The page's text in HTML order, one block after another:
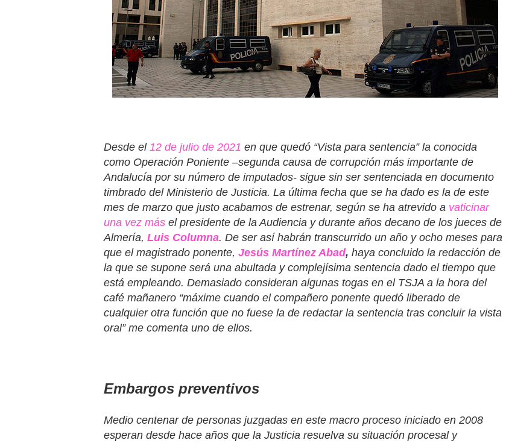
Desde el 12 de julio de 2021 en que quedó “Vista para sentencia” la conocida
como Operación Poniente –segunda causa de corrupción más importante de
Andalucía por su número de imputados- sigue sin ser sentenciada en documento
timbrado del Ministerio de Justicia. La última fecha que se ha dado es la de este
mes de marzo que justo acabamos de estrenar, según se ha atrevido a vaticinar
una vez más el presidente de la Audiencia y durante años decano de los jueces de
Almería, Luis Columna. De ser así habrán transcurrido un año y ocho meses para
que el magistrado ponente, Jesús Martínez Abad, haya concluido la redacción de
la que se supone será una abultada y complejísima sentencia dado el tiempo que
está empleando. Demasiado consideran algunas togas en el TSJA a la hora del
café mañanero “máxime cuando el compañero ponente quedó liberado de
cualquier otra función que no fuese la de redactar la sentencia tras concluir la vista
oral” me comenta uno de ellos.
Embargos preventivos
Medio centenar de personas juzgadas en este macro proceso iniciado en 2008
esperan desde hace años que la Justicia resuelva su situación procesal y